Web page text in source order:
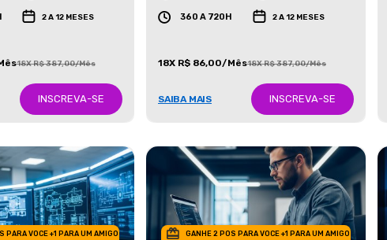
2 A 12 MESES
18X R$ 387,00/Mês
INSCREVA-SE
360 A 720H 2 A 12 MESES
18X R$ 86,00/Mês18X R$ 387,00/Mês
SAIBA MAIS INSCREVA-SE
PARA VOCE +1 PARA UM AMIGO GANHE 2 POS PARA VOCE +1 PARA UM AMIGO